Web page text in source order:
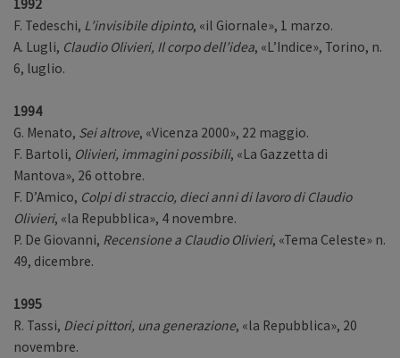
1992
F. Tedeschi, L’invisibile dipinto, «il Giornale», 1 marzo.
A. Lugli, Claudio Olivieri, Il corpo dell’idea, «L’Indice», Torino, n.
6, luglio.
1994
G. Menato, Sei altrove, «Vicenza 2000», 22 maggio.
F. Bartoli, Olivieri, immagini possibili, «La Gazzetta di
Mantova», 26 ottobre.
F. D’Amico, Colpi di straccio, dieci anni di lavoro di Claudio
Olivieri, «la Repubblica», 4 novembre.
P. De Giovanni, Recensione a Claudio Olivieri, «Tema Celeste» n.
49, dicembre.
1995
R. Tassi, Dieci pittori, una generazione, «la Repubblica», 20
novembre.